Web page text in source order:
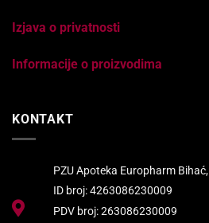
Izjava o privatnosti
Informacije o proizvodima
KONTAKT
PZU Apoteka Europharm Bihać,
ID broj: 4263086230009
PDV broj: 263086230009